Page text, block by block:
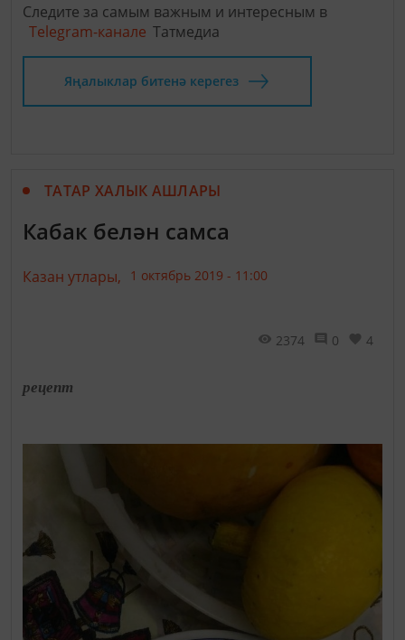
Следите за самым важным и интересным в
Telegram-канале Татмедиа
Яңалыклар битенә керегез
ТАТАР ХАЛЫК АШЛАРЫ
Кабак белән самса
Казан утлары, 1 октябрь 2019 - 11:00
2374 0 4
рецепт